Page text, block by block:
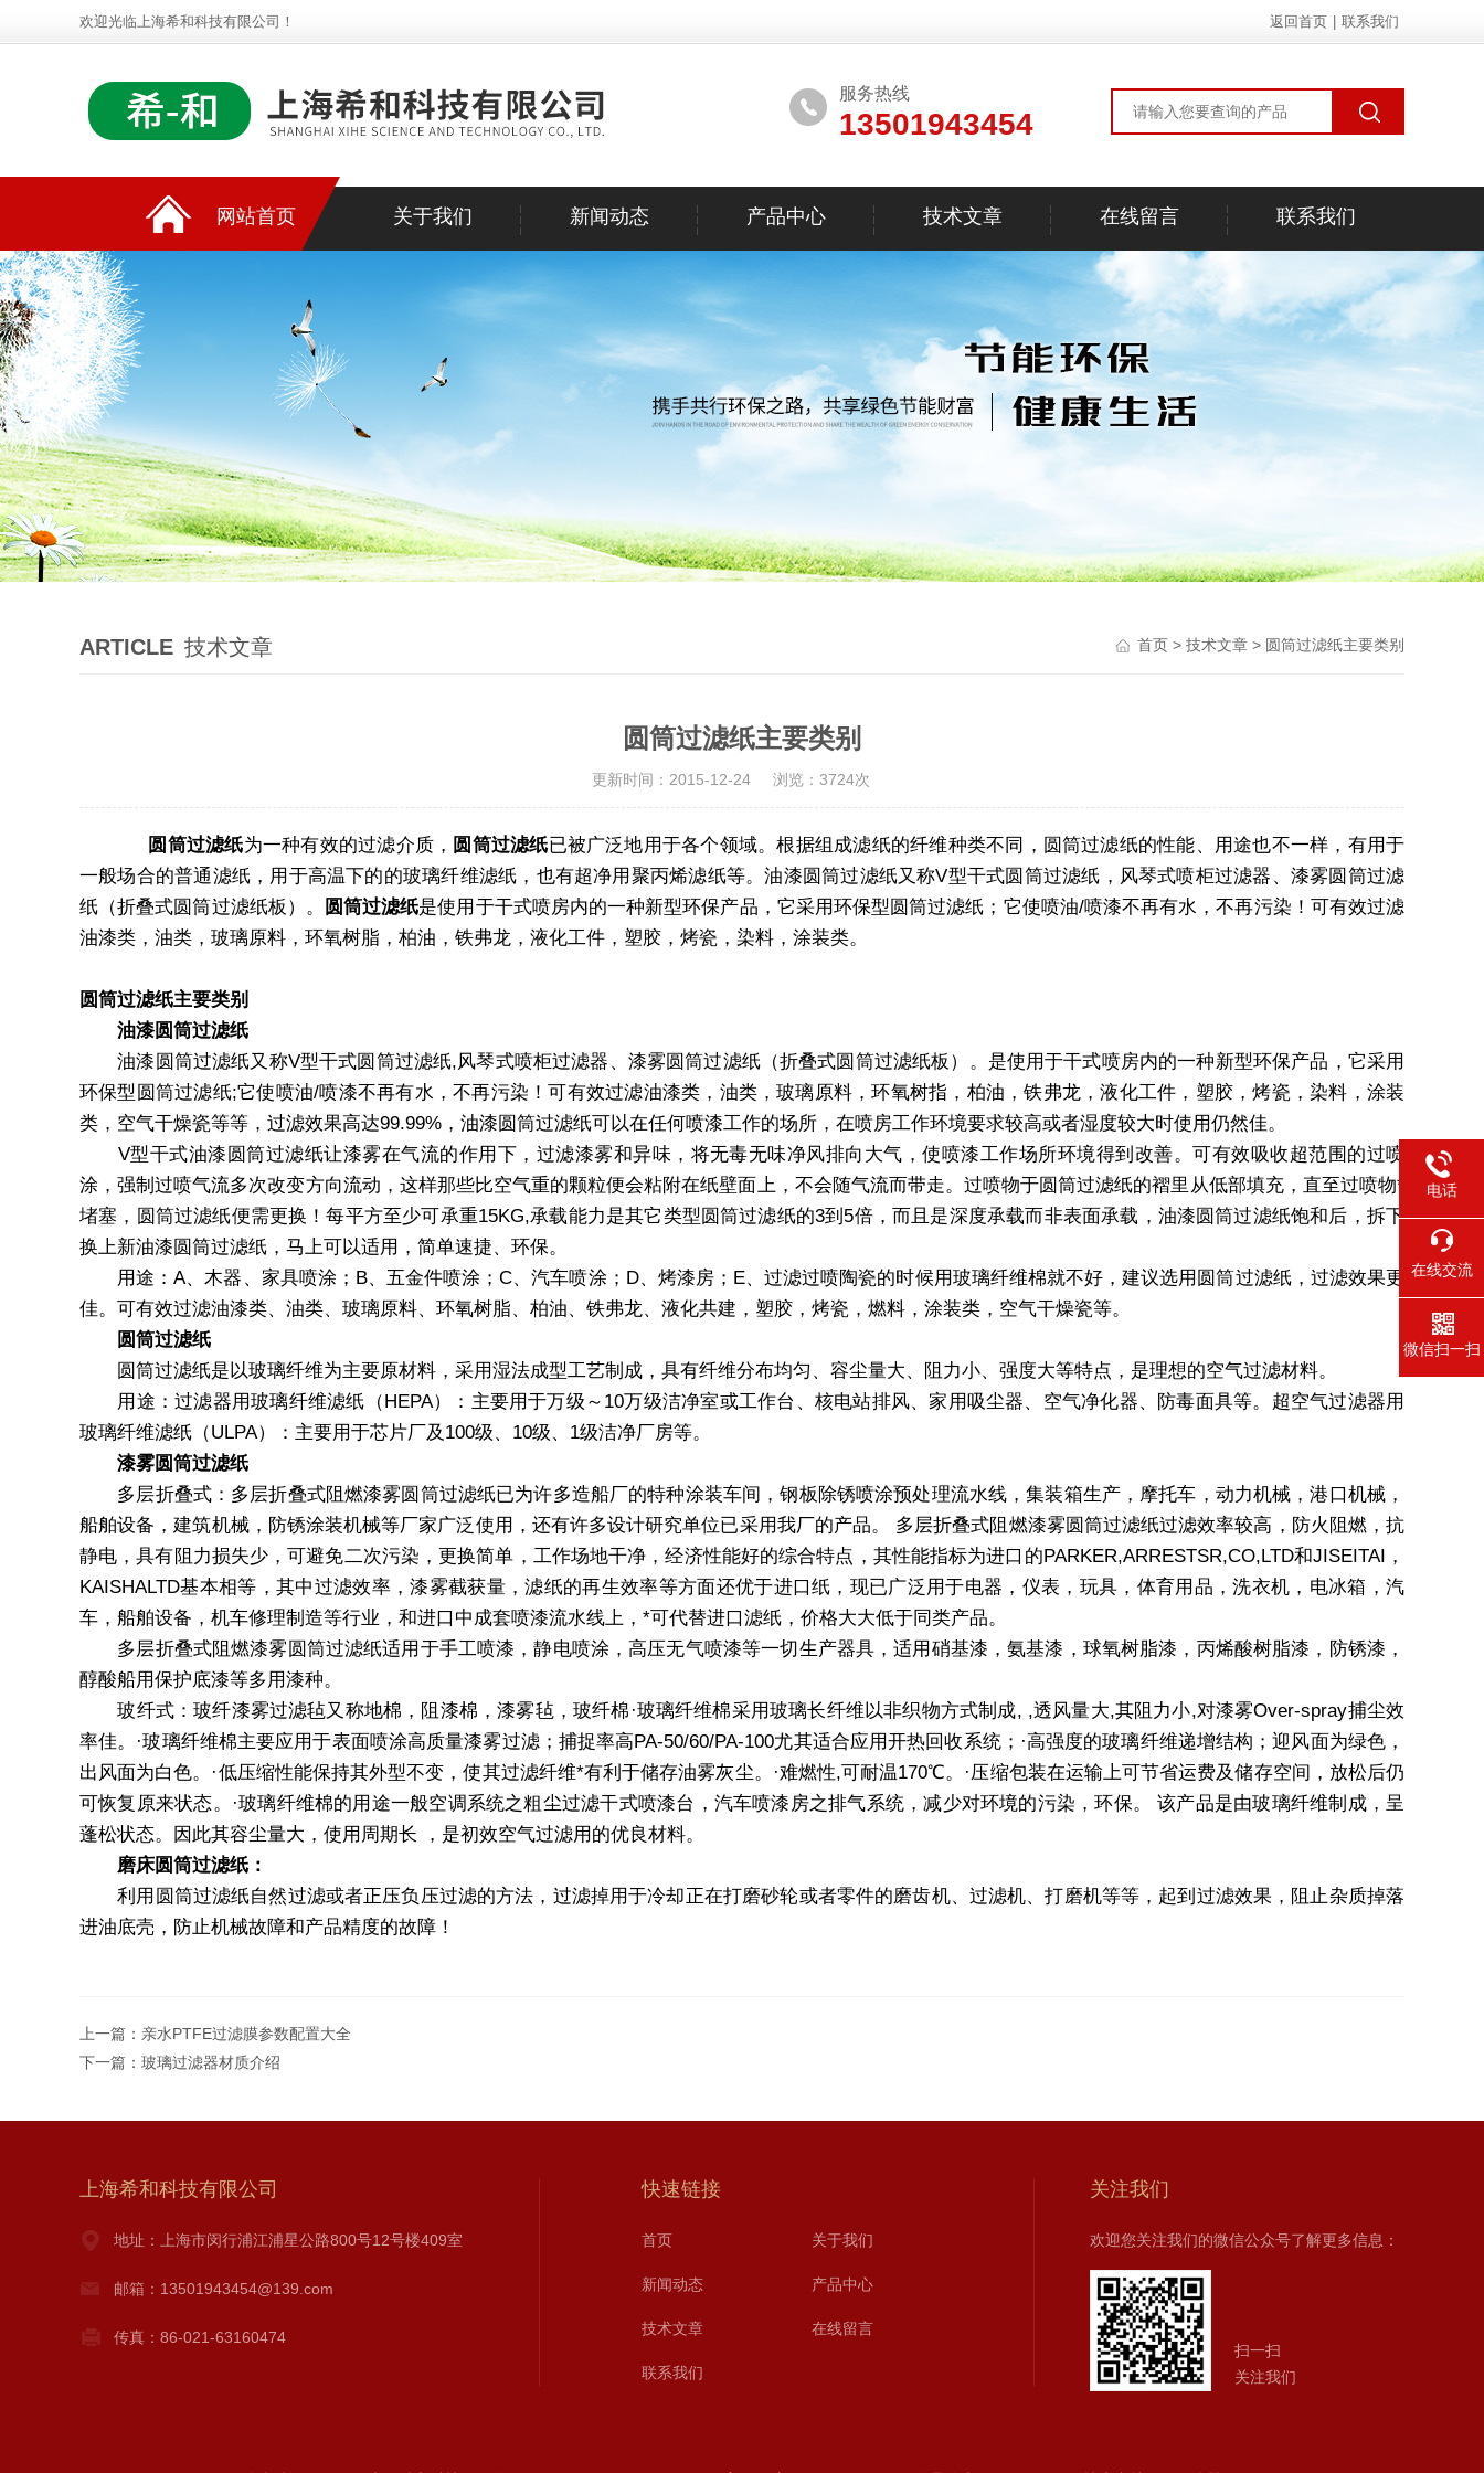
欢迎光临上海希和科技有限公司！ 返回首页 联系我们
服务热线
13501943454
网站首页 关于我们 新闻动态 产品中心 技术文章 在线留言 联系我们
ARTICLE 技术文章 首页 > 技术文章 > 圆筒过滤纸主要类别
圆筒过滤纸主要类别
更新时间：2015-12-24 浏览：3724次
圆筒过滤纸为一种有效的过滤介质， 圆筒过滤纸已被广泛地用于各个领域。根据组成滤纸的纤维种类不同，圆筒过滤纸的性能、用途也不一样，有用于
一般场合的普通滤纸，用于高温下的的玻璃纤维滤纸，也有超净用聚丙烯滤纸等。油漆圆筒过滤纸又称V型干式圆筒过滤纸，风琴式喷柜过滤器、漆雾圆筒过滤
纸（折叠式圆筒过滤纸板）。
圆筒过滤纸是使用于干式喷房内的一种新型环保产品，它采用环保型圆筒过滤纸；它使喷油/喷漆不再有水，不再污染！可有效过滤
油漆类，油类，玻璃原料，环氧树脂，柏油，铁弗龙，液化工件，塑胶，烤瓷，染料，涂装类。
圆筒过滤纸主要类别
油漆圆筒过滤纸
油漆圆筒过滤纸又称V型干式圆筒过滤纸,风琴式喷柜过滤器、漆雾圆筒过滤纸（折叠式圆筒过滤纸板）。是使用于干式喷房内的一种新型环保产品，它采用
环保型圆筒过滤纸;它使喷油/喷漆不再有水，不再污染！可有效过滤油漆类，油类，玻璃原料，环氧树指，柏油，铁弗龙，液化工件，塑胶，烤瓷，染料，涂装
类，空气干燥瓷等等，过滤效果高达99.99%，油漆圆筒过滤纸可以在任何喷漆工作的场所，在喷房工作环境要求较高或者湿度较大时使用仍然佳。
V型干式油漆圆筒过滤纸让漆雾在气流的作用下，过滤漆雾和异味，将无毒无味净风排向大气，使喷漆工作场所环境得到改善。可有效吸收超范围的过喷
涂，强制过喷气流多次改变方向流动，这样那些比空气重的颗粒便会粘附在纸壁面上，不会随气流而带走。过喷物于圆筒过滤纸的褶里从低部填充，直至过喷物*
堵塞，圆筒过滤纸便需更换！每平方至少可承重15KG,承载能力是其它类型圆筒过滤纸的3到5倍，而且是深度承载而非表面承载，油漆圆筒过滤纸饱和后，拆下
换上新油漆圆筒过滤纸，马上可以适用，简单速捷、环保。
用途：A、木器、家具喷涂；B、五金件喷涂；C、汽车喷涂；D、烤漆房；E、过滤过喷陶瓷的时候用玻璃纤维棉就不好，建议选用圆筒过滤纸，过滤效果更
佳。可有效过滤油漆类、油类、玻璃原料、环氧树脂、柏油、铁弗龙、液化共建，塑胶，烤瓷，燃料，涂装类，空气干燥瓷等。
圆筒过滤纸
圆筒过滤纸是以玻璃纤维为主要原材料，采用湿法成型工艺制成，具有纤维分布均匀、容尘量大、阻力小、强度大等特点，是理想的空气过滤材料。
用途：过滤器用玻璃纤维滤纸（HEPA）：主要用于万级～10万级洁净室或工作台、核电站排风、家用吸尘器、空气净化器、防毒面具等。超空气过滤器用
玻璃纤维滤纸（ULPA）：主要用于芯片厂及100级、10级、1级洁净厂房等。
漆雾圆筒过滤纸
多层折叠式：多层折叠式阻燃漆雾圆筒过滤纸已为许多造船厂的特种涂装车间，钢板除锈喷涂预处理流水线，集装箱生产，摩托车，动力机械，港口机械，
船舶设备，建筑机械，防锈涂装机械等厂家广泛使用，还有许多设计研究单位已采用我厂的产品。 多层折叠式阻燃漆雾圆筒过滤纸过滤效率较高，防火阻燃，抗
静电，具有阻力损失少，可避免二次污染，更换简单，工作场地干净，经济性能好的综合特点，其性能指标为进口的PARKER,ARRESTSR,CO,LTD和JISEITAI，
KAISHALTD基本相等，其中过滤效率，漆雾截获量，滤纸的再生效率等方面还优于进口纸，现已广泛用于电器，仪表，玩具，体育用品，洗衣机，电冰箱，汽
车，船舶设备，机车修理制造等行业，和进口中成套喷漆流水线上，*可代替进口滤纸，价格大大低于同类产品。
多层折叠式阻燃漆雾圆筒过滤纸适用于手工喷漆，静电喷涂，高压无气喷漆等一切生产器具，适用硝基漆，氨基漆，球氧树脂漆，丙烯酸树脂漆，防锈漆，
醇酸船用保护底漆等多用漆种。
玻纤式：玻纤漆雾过滤毡又称地棉，阻漆棉，漆雾毡，玻纤棉·玻璃纤维棉采用玻璃长纤维以非织物方式制成, ,透风量大,其阻力小,对漆雾Over-spray捕尘效
率佳。·玻璃纤维棉主要应用于表面喷涂高质量漆雾过滤；捕捉率高PA-50/60/PA-100尤其适合应用开热回收系统；·高强度的玻璃纤维递增结构；迎风面为绿色，
出风面为白色。·低压缩性能保持其外型不变，使其过滤纤维*有利于储存油雾灰尘。·难燃性,可耐温170℃。·压缩包装在运输上可节省运费及储存空间，放松后仍
可恢复原来状态。·玻璃纤维棉的用途一般空调系统之粗尘过滤干式喷漆台，汽车喷漆房之排气系统，减少对环境的污染，环保。 该产品是由玻璃纤维制成，呈
蓬松状态。因此其容尘量大，使用周期长 ，是初效空气过滤用的优良材料。
磨床圆筒过滤纸：
利用圆筒过滤纸自然过滤或者正压负压过滤的方法，过滤掉用于冷却正在打磨砂轮或者零件的磨齿机、过滤机、打磨机等等，起到过滤效果，阻止杂质掉落
进油底壳，防止机械故障和产品精度的故障！
上一篇： 亲水PTFE过滤膜参数配置大全
下一篇： 玻璃过滤器材质介绍
上海希和科技有限公司
地址：上海市闵行浦江浦星公路800号12号楼409室
邮箱：13501943454@139.com
传真：86-021-63160474
快速链接
首页 关于我们
新闻动态 产品中心
技术文章 在线留言
联系我们
关注我们
欢迎您关注我们的微信公众号了解更多信息：
扫一扫
关注我们
电话
在线交流
微信扫一扫